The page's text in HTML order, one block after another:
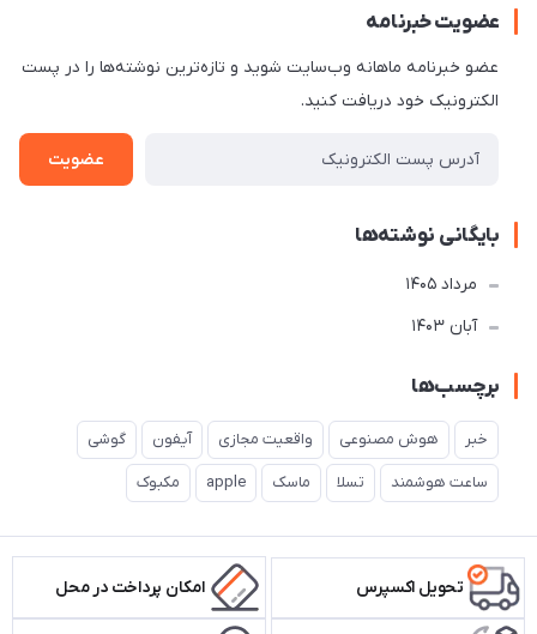
عضویت خبرنامه
عضو خبرنامه ماهانه وب‌سایت شوید و تازه‌ترین نوشته‌ها را در پست
الکترونیک خود دریافت کنید.
عضویت
بایگانی نوشته‌ها
مرداد 1405
آبان 1403
برچسب‌ها
خبر هوش مصنوعی واقعیت مجازی آیفون گوشی
ساعت هوشمند تسلا ماسک apple مکبوک
تحویل اکسپرس امکان پرداخت در محل